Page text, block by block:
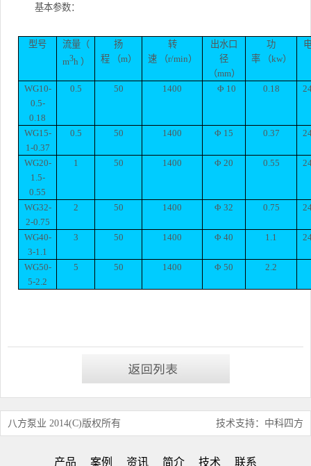
基本参数：
型号
流量（
m3h ）
扬
程
（m）
转
速
（r/min）
出水口
径
（mm）
功
率
（kw）
WG10-
0.5-
0.18
0.5 50 1400 Φ 10 0.18
WG15-
1-0.37
0.5 50 1400 Φ 15 0.37
WG20-
1.5-
0.55
1 50 1400 Φ 20 0.55
WG32-
2-0.75
2 50 1400 Φ 32 0.75
WG40-
3-1.1
3 50 1400 Φ 40 1.1
WG50-
5-2.2
5 50 1400 Φ 50 2.2
八方泵业 2014(C)版权所有 技术支持：中科四方
产品 案例 资讯 简介 技术 联系